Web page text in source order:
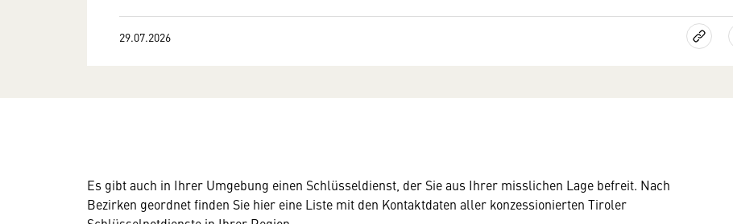
29.07.2026
Es gibt auch in Ihrer Umgebung einen Schlüsseldienst, der Sie aus Ihrer misslichen Lage befreit. Nach
Bezirken geordnet finden Sie hier eine Liste mit den Kontaktdaten aller konzessionierten Tiroler